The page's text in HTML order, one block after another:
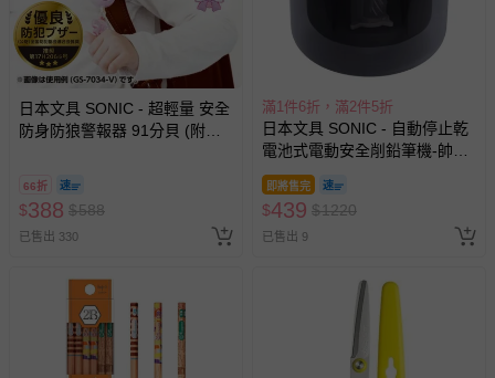
日本文具 SONIC - 超輕量 安全
防身防狼警報器 91分貝 (附背
66折
$388 $588
已售出 330
滿1件6折，滿2件5折
日本文具 SONIC - 自動停止乾
電池式電動安全削鉛筆機-帥氣
黑紅
即將售完
$439 $1220
已售出 9